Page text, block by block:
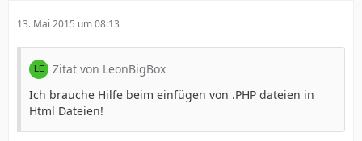
13. Mai 2015 um 08:13
Zitat von LeonBigBox
Ich brauche Hilfe beim einfügen von .PHP dateien in
Html Dateien!